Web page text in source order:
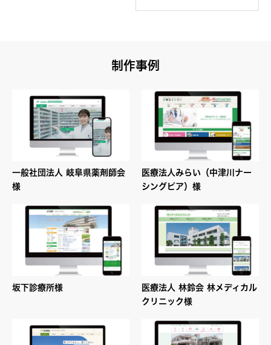
制作事例
一般社団法人 岐阜県薬剤師会
様
医療法人みらい（中津川ナー
シングピア）様
坂下診療所様
医療法人 林鈴会 林メディカル
クリニック様